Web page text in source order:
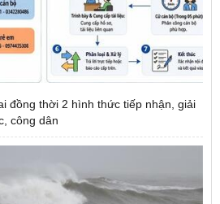
đồng thời 2 hình thức tiếp nhận, giải
công dân